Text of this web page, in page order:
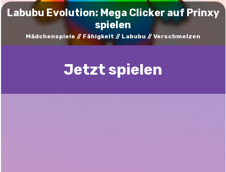
Labubu Evolution: Mega Clicker auf Prinxy
spielen
Mädchenspiele Fähigkeit Labubu Verschmelzen
Jetzt spielen